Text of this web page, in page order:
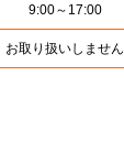
9:00～17:00
お取り扱いしません